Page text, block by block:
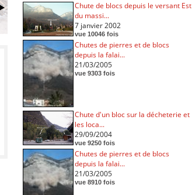
Chute de blocs depuis le versant Est
du massi...
7 janvier 2002
vue 10046 fois
Chutes de pierres et de blocs
depuis la falai...
21/03/2005
vue 9303 fois
Chute d'un bloc sur la décheterie et
les loca...
29/09/2004
vue 9250 fois
Chutes de pierres et de blocs
depuis la falai...
21/03/2005
vue 8910 fois